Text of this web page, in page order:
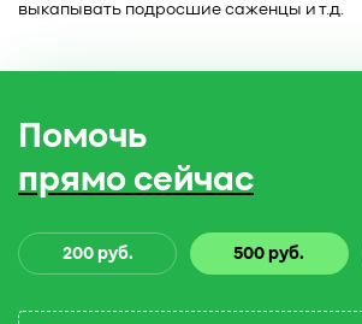
выкапывать подросшие саженцы и т.д.
Помочь
прямо сейчас
200 руб. 500 руб.